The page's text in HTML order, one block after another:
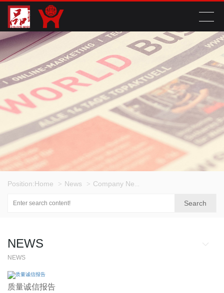
Position:Home > News > Company News
Search
NEWS
NEWS
Common Problem
质量诚信报告